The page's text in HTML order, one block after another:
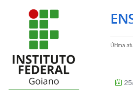
Última